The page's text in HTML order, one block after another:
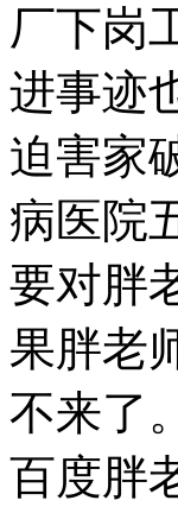
厂下岗
进事迹
迫害家
病医院
要对胖
果胖老
不来了。
百度胖